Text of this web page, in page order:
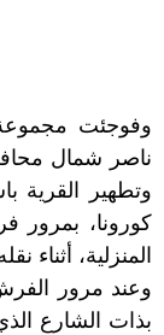
وفوجئت
ناصر شمال
وتطهير القرية
كورونا، بمرور
المنزلية،
وعند مرور
بذات الشارع